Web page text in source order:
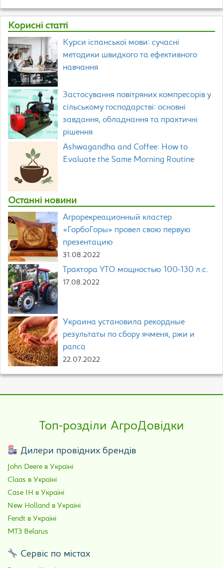
Корисні статті
Курси іспанської мови: сучасні
методики швидкого та ефективного
навчання
Застосування повітряних компресорів у
сільському господарстві: основні
завдання, обладнання та практичні
рішення
Ashwagandha and Coffee: How to
Evaluate the Same Morning Routine
Останні новини
Агрорекреационный кластер
«ГорбоГоры» провел свою первую
презентацию
31.08.2022
Трактора YTO мощностью 100-130 л.с.
17.08.2022
Украина установила рекордные
результаты по сбору ячменя, ржи и
рапса
22.07.2022
Топ-розділи АгроДовідки
Дилери провідних брендів
John Deere в Україні
Claas в Україні
Case IH в Україні
New Holland в Україні
Fendt в Україні
МТЗ Belarus
Сервіс по містах